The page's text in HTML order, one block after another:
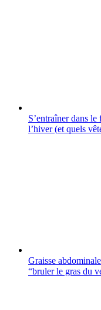
S’entraîner dans
l’hiver (et quels
Graisse
“bruler le gras du